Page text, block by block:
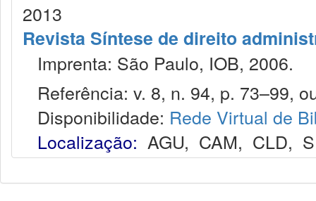
2013
Revista Síntese de direito
Imprenta: São Paulo, IOB, 2006.
Referência: v. 8, n. 94, p. 73–99,
Disponibilidade: Rede Virtual de
Localização: AGU, CAM, CLD,